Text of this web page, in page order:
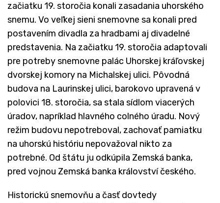
začiatku 19. storočia konali zasadania uhorského
snemu. Vo veľkej sieni snemovne sa konali pred
postavením divadla za hradbami aj divadelné
predstavenia. Na začiatku 19. storočia adaptovali
pre potreby snemovne palác Uhorskej kráľovskej
dvorskej komory na Michalskej ulici. Pôvodná
budova na Laurinskej ulici, barokovo upravená v
polovici 18. storočia, sa stala sídlom viacerých
úradov, napríklad hlavného colného úradu. Nový
režim budovu nepotreboval, zachovať pamiatku
na uhorskú históriu nepovažoval nikto za
potrebné. Od štátu ju odkúpila Zemská banka,
pred vojnou Zemská banka království českého.
Historickú snemovňu a časť dovtedy